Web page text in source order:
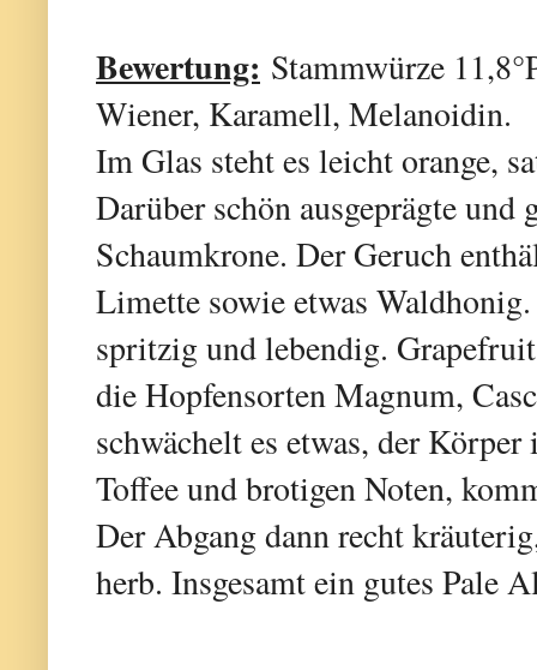
Bewertung: Stammwürze
Wiener, Karamell, Melanoidin.
Im Glas steht es leicht orange,
Darüber schön ausgeprägte
Schaumkrone. Der Geruch
Limette sowie etwas
spritzig und lebendig.
die Hopfensorten Magnum,
schwächelt es etwas, der
Toffee und brotigen Noten,
Der Abgang dann recht
herb. Insgesamt ein gutes Pale